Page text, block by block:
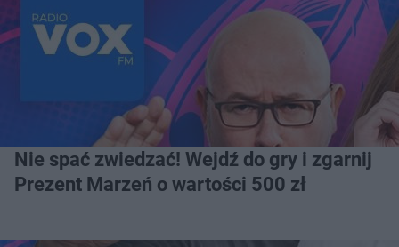
Nie spać zwiedzać! Wejdź do gry i zgarnij
Prezent Marzeń o wartości 500 zł